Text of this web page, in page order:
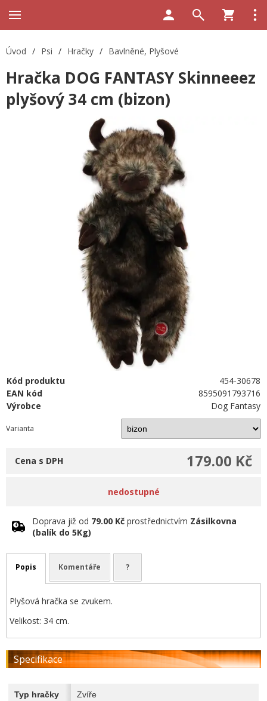
Úvod / Psi / Hračky / Bavlněné, Plyšové
Hračka DOG FANTASY Skinneeez
plyšový 34 cm (bizon)
Kód produktu
454-30678
EAN kód
8595091793716
Výrobce
Dog Fantasy
Varianta
179.00 Kč
Cena s DPH
nedostupné
Doprava již od 79.00 Kč prostřednictvím Zásilkovna
(balík do 5Kg)
Popis Komentáře ?
Plyšová hračka se zvukem.
Velikost: 34 cm.
Specifikace
Typ hračky Zvíře